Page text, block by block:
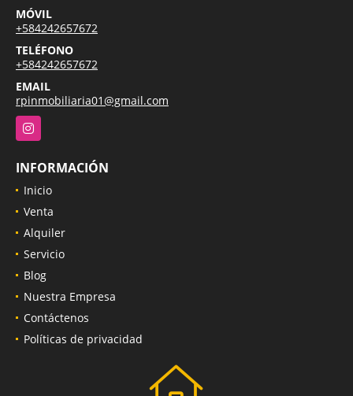
MÓVIL
+584242657672
TELÉFONO
+584242657672
EMAIL
rpinmobiliaria01@gmail.com
Instagram
INFORMACIÓN
Inicio
Venta
Alquiler
Servicio
Blog
Nuestra Empresa
Contáctenos
Políticas de privacidad